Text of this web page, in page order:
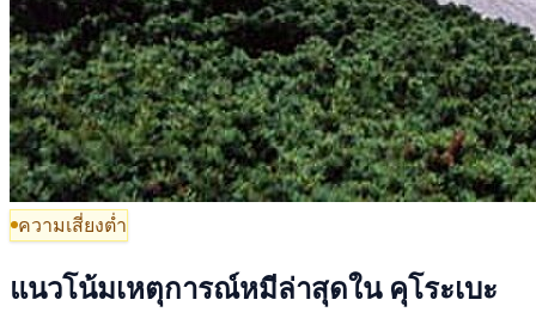
ความเสี่ยงต่ำ
แนวโน้มเหตุการณ์หมีล่าสุดใน คุโระเบะ